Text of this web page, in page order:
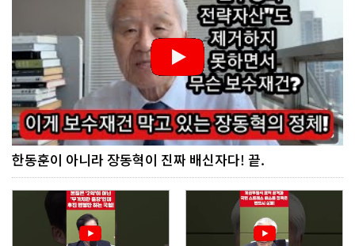
한동훈이 아니라 장동혁이 진짜 배신자다! 끝.